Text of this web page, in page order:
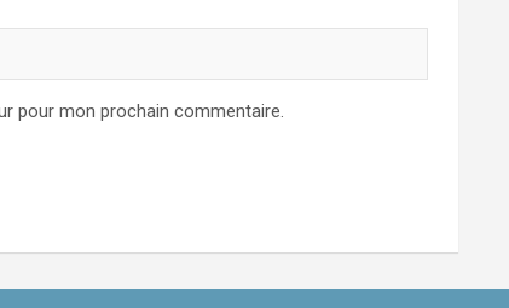
pour mon prochain commentaire.